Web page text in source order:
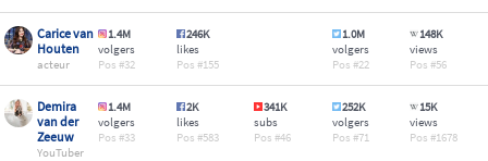
Carice van
Houten
acteur
1.4M
volgers
32
246K
likes
155
1.0M
volgers
22
148K
views
56
Demira
van der
Zeeuw
YouTuber
1.4M
volgers
33
2K
likes
583
341K
subs
46
252K
volgers
71
15K
views
1678